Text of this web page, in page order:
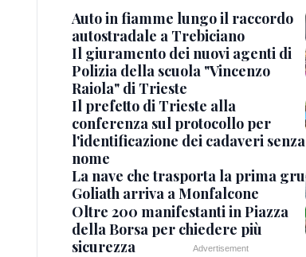
Auto in fiamme lungo il raccordo
autostradale a Trebiciano
Il giuramento dei nuovi agenti di
Polizia della scuola "Vincenzo
Raiola" di Trieste
Il prefetto di Trieste alla
conferenza sul protocollo per
l'identificazione dei cadaveri senza
nome
La nave che trasporta la prima gru
Goliath arriva a Monfalcone
Oltre 200 manifestanti in Piazza
della Borsa per chiedere più
sicurezza